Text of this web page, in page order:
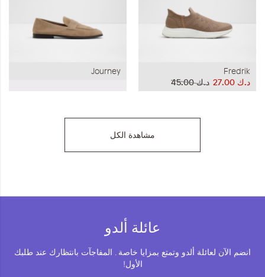
Fredrik
د.ك‏ 45.00
د.ك‏ 27.00
Journey
مشاهدة الكل
عائلة ألدو
انضم الآن لعائلة ألدو وتمتع بمزايا خاصة . المفاجآت بانتظارك عند طلبك
الأول!